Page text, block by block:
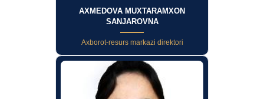
AXMEDOVA MUXTARAMXON
SANJAROVNA
Axborot-resurs markazi direktori